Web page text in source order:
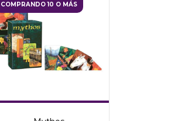
COMPRANDO 10 O MÁS